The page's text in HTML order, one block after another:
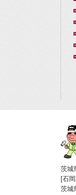
茨城
[石
茨城